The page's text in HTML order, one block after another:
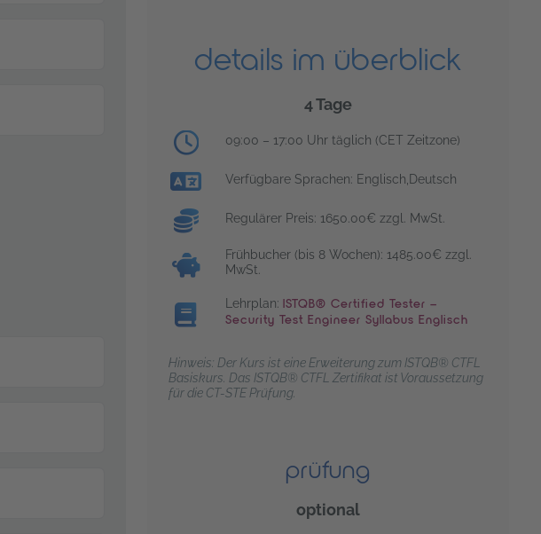
details im überblick
4 Tage
Trainingsuhrzeiten:
09:00 – 17:00 Uhr täglich (CET Zeitzone)
Verfügbare Sprachen: Englisch,Deutsch
Regulärer Preis: 1650.00€ zzgl. MwSt.
Frühbucher (bis 8 Wochen): 1485.00€ zzgl.
MwSt.
Lehrplan: ISTQB® Certified Tester –
Security Test Engineer Syllabus Englisch
Hinweis: Der Kurs ist eine Erweiterung zum ISTQB® CTFL
Basiskurs. Das ISTQB® CTFL Zertifikat ist Voraussetzung
für die CT-STE Prüfung.
prüfung
optional